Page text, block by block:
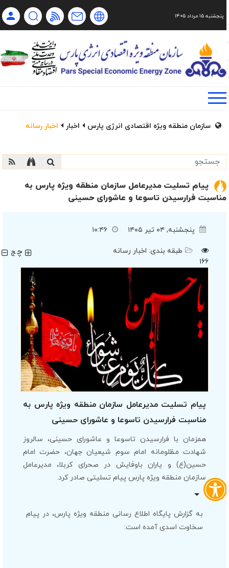
فا Ru Ch
پنجشنبه ۱۵ مرداد ۱۴۰۵
سازمان منطقه ویژه اقتصادی انرژی پارس اخبار اخبار رسانه
پیام تسلیت مدیرعامل سازمان منطقه ویژه پارس به
مناسبت فرارسیدن تاسوعا و عاشورای حسینی
پنجشنبه, ۰۴ تیر ۱۴۰۵ ۱۰:۴۶
۱۶۶
طبقه بندی: اخبار رسانه چچ
پیام تسلیت مدیرعامل سازمان منطقه ویژه پارس به
مناسبت فرارسیدن تاسوعا و عاشورای حسینی
همزمان با فرارسیدن تاسوعا و عاشورای حسینی، سالروز
شهادت مظلومانه امام سوم شیعیان جهان، حضرت امام
حسین(ع) و یاران باوفایش در صحرای کربلا، مدیرعامل
سازمان منطقه ویژه پارس پیام تسلیتی صادر کرد.
به گزارش پایگاه اطلاع رسانی منطقه ویژه پارس، در پیام
سخاوت اسدی آمده است: